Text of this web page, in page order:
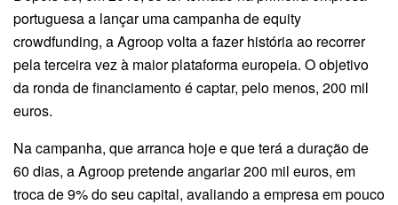
portuguesa a lançar uma campanha de equity
crowdfunding, a Agroop volta a fazer história ao recorrer
pela terceira vez à maior plataforma europeia. O objetivo
da ronda de financiamento é captar, pelo menos, 200 mil
euros.
Na campanha, que arranca hoje e que terá a duração de
60 dias, a Agroop pretende angariar 200 mil euros, em
troca de 9% do seu capital, avaliando a empresa em pouco